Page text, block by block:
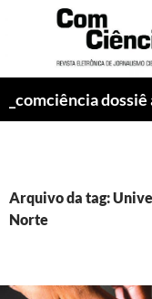
_comciência
Arquivo da tag:
Norte